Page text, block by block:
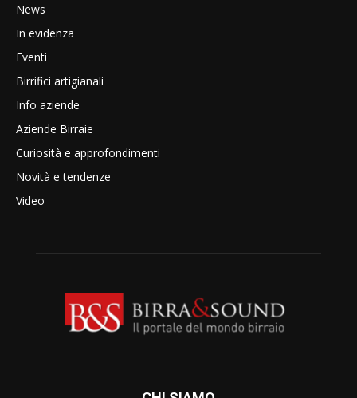
News
In evidenza
Eventi
Birrifici artigianali
Info aziende
Aziende Birraie
Curiosità e approfondimenti
Novità e tendenze
Video